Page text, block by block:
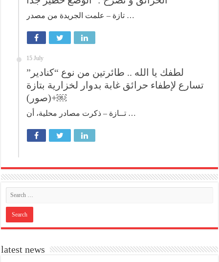
تازة – علمت الجريدة من مصدر …
15 July
لطفك يا الله .. طائرتين من نوع “كنادير”
تسارع لإطفاء حرائق غابة بدوار لخزارية بتازة
+(صور)￼
تــازة – ذكرت مصادر محلية، أن …
latest news